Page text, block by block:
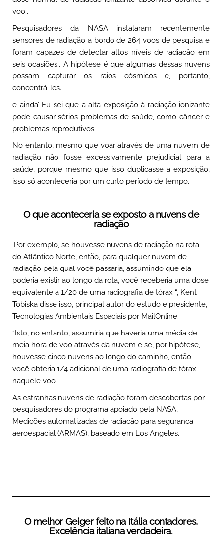
voo..
Pesquisadores da NASA instalaram recentemente
sensores de radiação a bordo de 264 voos de pesquisa e
foram capazes de detectar altos níveis de radiação em
seis ocasiões.. A hipótese é que algumas dessas nuvens
possam capturar os raios cósmicos e, portanto,
concentrá-los.
e ainda’ Eu sei que a alta exposição à radiação ionizante
pode causar sérios problemas de saúde, como câncer e
problemas reprodutivos.
No entanto, mesmo que voar através de uma nuvem de
radiação não fosse excessivamente prejudicial para a
saúde, porque mesmo que isso duplicasse a exposição,
isso só aconteceria por um curto período de tempo.
O que aconteceria se exposto a nuvens de
radiação
'Por exemplo, se houvesse nuvens de radiação na rota
do Atlântico Norte, então, para qualquer nuvem de
radiação pela qual você passaria, assumindo que ela
poderia existir ao longo da rota, você receberia uma dose
equivalente a 1/20 de uma radiografia de tórax “, Kent
Tobiska disse isso, principal autor do estudo e presidente,
Tecnologias Ambientais Espaciais por MailOnline.
“Isto, no entanto, assumiria que haveria uma média de
meia hora de voo através da nuvem e se, por hipótese,
houvesse cinco nuvens ao longo do caminho, então
você obteria 1/4 adicional de uma radiografia de tórax
naquele voo.
As estranhas nuvens de radiação foram descobertas por
pesquisadores do programa apoiado pela NASA,
Medições automatizadas de radiação para segurança
aeroespacial (ARMAS), baseado em Los Angeles.
O melhor Geiger feito na Itália contadores,
Excelência italiana verdadeira.